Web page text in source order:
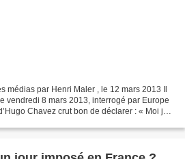
médias par Henri Maler , le 12 mars 2013 Il
vendredi 8 mars 2013, interrogé par Europe
Chavez crut bon de déclarer : « Moi je